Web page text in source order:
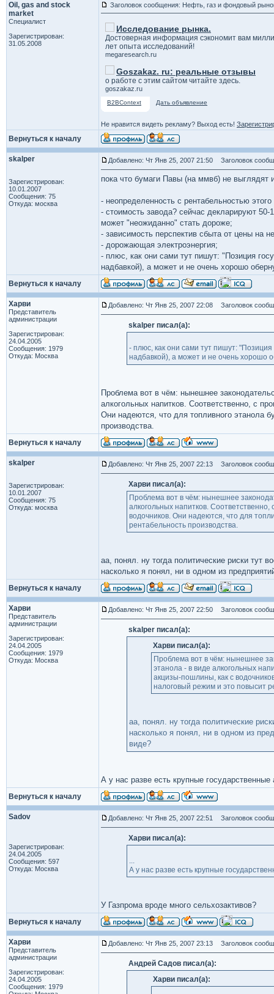
Oil, gas and stock
market
Специалист
Зарегистрирован:
31.05.2008
Заголовок сообщения: Нефть, газ и фондовый
Исследование рынка.
Достоверная информация сэкономит вам
лет опыта исследований!
megaresearch.ru
Goszakaz. ru: реальные отзывы
о работе с этим сайтом читайте здесь.
goszakaz.ru
B2BContext Дать объявление
Не нравится видеть рекламу? Выход есть!
Вернуться к началу
skalper
Зарегистрирован:
10.01.2007
Сообщения: 75
Откуда: москва
Добавлено: Чт Янв 25, 2007 21:50 Заголовок
пока что бумаги Павы (на ммвб) не выглядят
- неопределенность с рентабельностью этого
- стоимость завода? сейчас декларируют
может "неожиданно" стать дороже;
- зависимость перспектив сбыта от цены на
- дорожающая электроэнергия;
- плюс, как они сами тут пишут: "Позиция
надбавкой), а может и не очень хорошо
Вернуться к началу
Харви
Представитель
администрации
Зарегистрирован:
24.04.2005
Сообщения: 1979
Откуда: Москва
Добавлено: Чт Янв 25, 2007 22:08 Заголовок
skalper писал(а):
- плюс, как они сами тут пишут:
надбавкой), а может и не очень хорошо
Проблема вот в чём: нынешнее
алкогольных напитков. Соответственно, с
Они надеются, что для топливного этанола
производства.
Вернуться к началу
skalper
Зарегистрирован:
10.01.2007
Сообщения: 75
Откуда: москва
Добавлено: Чт Янв 25, 2007 22:13 Заголовок
Харви писал(а):
Проблема вот в чём: нынешнее
алкогольных напитков.
водочников. Они надеются, что для
рентабельность производства.
аа, понял. ну тогда политические риски тут
насколько я понял, ни в одном из
Вернуться к началу
Харви
Представитель
администрации
Зарегистрирован:
24.04.2005
Сообщения: 1979
Откуда: Москва
Добавлено: Чт Янв 25, 2007 22:50 Заголовок
skalper писал(а):
Харви писал(а):
Проблема вот в чём: нынешнее
этанола - в виде алкогольных
акцизы-пошлины, как с
налоговый режим и это повысит
аа, понял. ну тогда политические
насколько я понял, ни в одном из
виде?
А у нас разве есть крупные государственные
Вернуться к началу
Sadov
Зарегистрирован:
24.04.2005
Сообщения: 597
Откуда: Москва
Добавлено: Чт Янв 25, 2007 22:51 Заголовок
Харви писал(а):
...
А у нас разве есть крупные
У Газпрома вроде много сельхозактивов?
Вернуться к началу
Харви
Представитель
администрации
Зарегистрирован:
24.04.2005
Сообщения: 1979
Добавлено: Чт Янв 25, 2007 23:13 Заголовок
Андрей Садов писал(а):
Харви писал(а):